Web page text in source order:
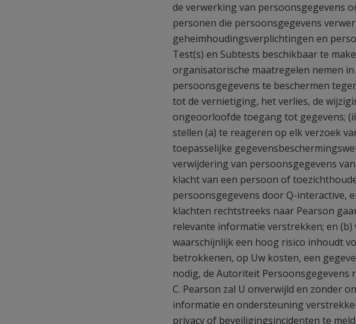
de verwerking van persoonsgegevens
personen die persoonsgegevens
geheimhoudingsverplichtingen en
Test(s) en Subtests beschikbaar te
organisatorische maatregelen nemen
persoonsgegevens te beschermen
tot de vernietiging, het verlies, de
ongeoorloofde toegang tot gegevens;
stellen (a) te reageren op elk verzoek
toepasselijke
verwijdering van persoonsgegevens
klacht van een persoon of
persoonsgegevens door Q-interactive,
klachten rechtstreeks naar Pearson
relevante informatie verstrekken; en
waarschijnlijk een hoog risico inhoudt
betrokkenen, op Uw kosten, een
nodig, de Autoriteit Persoonsgegevens
C. Pearson zal U onverwijld en zonder
informatie en ondersteuning
privacy of beveiligingsincidenten te